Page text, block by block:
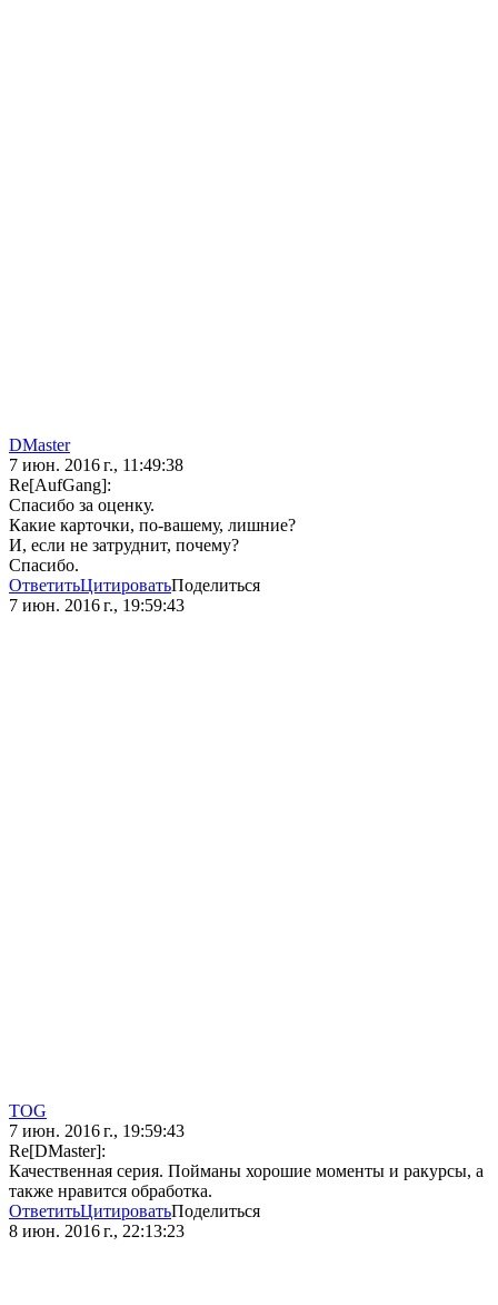
DMaster
7 июн. 2016 г., 11:49:38
Re[AufGang]:
Спасибо за оценку.
Какие карточки, по-вашему, лишние?
И, если не затруднит, почему?
Спасибо.
ОтветитьЦитироватьПоделиться
7 июн. 2016 г., 19:59:43
TOG
7 июн. 2016 г., 19:59:43
Re[DMaster]:
Качественная серия. Пойманы хорошие моменты и ракурсы, а
также нравится обработка.
ОтветитьЦитироватьПоделиться
8 июн. 2016 г., 22:13:23